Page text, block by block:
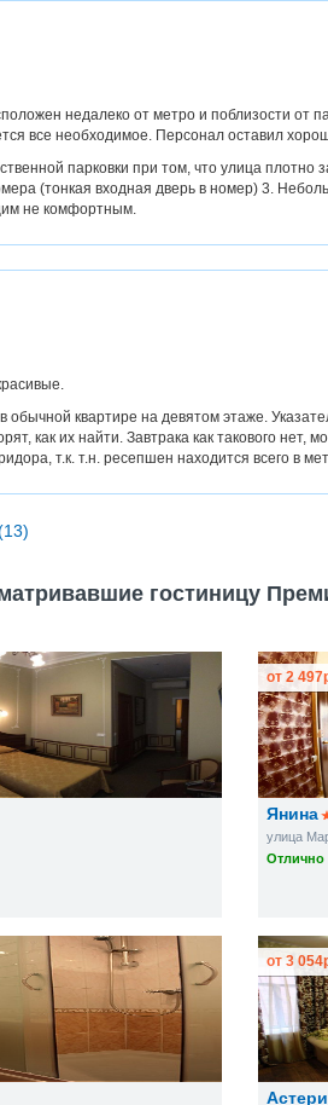
недалеко от метро и поблизости от
все необходимое. Персонал оставил
парковки при том, что улица
(тонкая входная дверь в номер) 3.
не комфортным.
обычной квартире на девятом этаже.
как их найти. Завтрака как такового нет,
т.к. т.н. ресепшен находится всего в
гостиницу
Янина
улица
Отлично
от 2 497
Астери
от 3 054